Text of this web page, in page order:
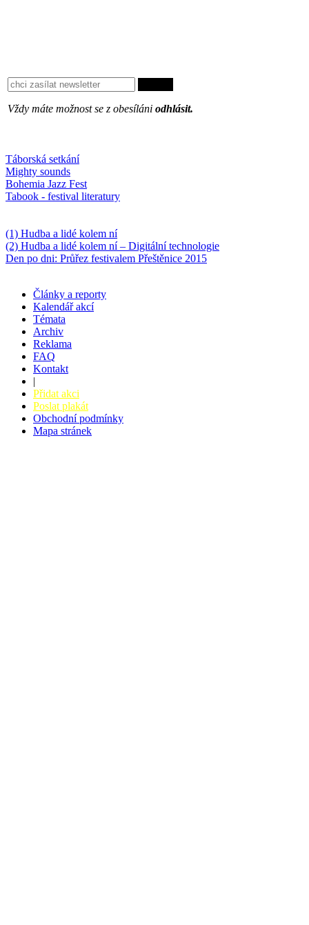
Vždy máte možnost se z obesíláni odhlásit.
Táborská setkání
Mighty sounds
Bohemia Jazz Fest
Tabook - festival literatury
(1) Hudba a lidé kolem ní
(2) Hudba a lidé kolem ní – Digitální technologie
Den po dni: Průřez festivalem Přeštěnice 2015
Články a reporty
Kalendář akcí
Témata
Archiv
Reklama
FAQ
Kontakt
|
Přidat akci
Poslat plakát
Obchodní podmínky
Mapa stránek